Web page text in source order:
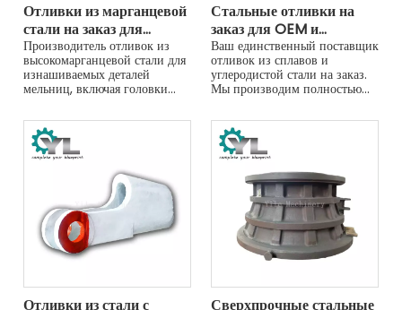
Отливки из марганцевой
стали на заказ для
головок и крышек
мельниц
Производитель отливок из
высокомарганцевой стали для
изнашиваемых деталей
мельниц, включая головки
крышки мельниц ПСИ. Мы
предоставляем услуги литья и
механической обработки на
заказ.
Стальные отливки на
заказ для OEM и
тяжелого оборудования
Ваш единственный поставщик
отливок из сплавов и
углеродистой стали на заказ.
Мы производим полностью
установке компоненты для
OEM и послепродажного
обслуживания.
Отливки из стали с
Сверхпрочные стальные